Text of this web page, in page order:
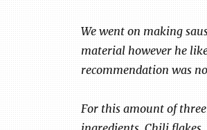
We went on making
material however he
recommendation was
For this amount of